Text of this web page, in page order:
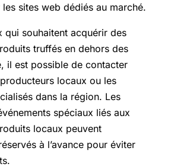
sites web dédiés au marché.
qui souhaitent acquérir des
truffés en dehors des
il est possible de contacter
locaux ou les
dans la région. Les
spéciaux liés aux
locaux peuvent
à l’avance pour éviter